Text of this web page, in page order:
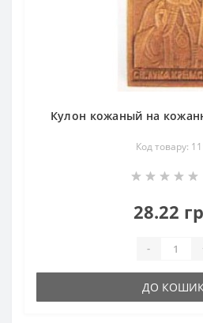
Кулон кожаный на
Код товару:
28.22
-
ДО